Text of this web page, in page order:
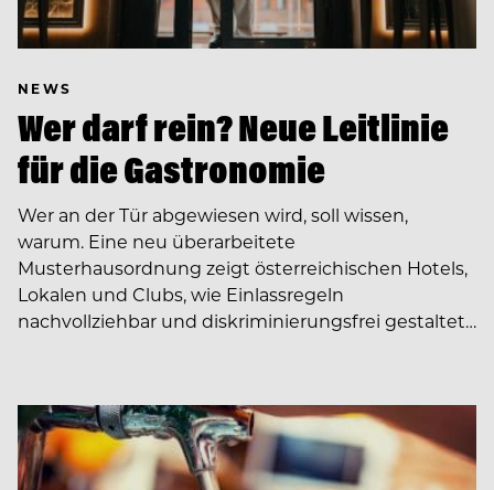
NEWS
Wer darf rein? Neue Leitlinie
für die Gastronomie
Wer an der Tür abgewiesen wird, soll wissen,
warum. Eine neu überarbeitete
Musterhausordnung zeigt österreichischen Hotels,
Lokalen und Clubs, wie Einlassregeln
nachvollziehbar und diskriminierungsfrei gestaltet…